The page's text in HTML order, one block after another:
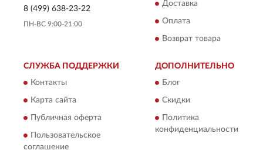
8 (499) 638-23-22
ПН-ВС 9:00-21:00
Доставка
Оплата
Возврат товара
СЛУЖБА ПОДДЕРЖКИ
Контакты
Карта сайта
Публичная оферта
Пользовательское
соглашение
ДОПОЛНИТЕЛЬНО
Блог
Скидки
Политика
конфиденциальности